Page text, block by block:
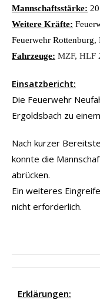
Mannschaftsstärke:
Weitere Kräfte:
Feuerwehr Rottenburg,
Fahrzeuge: MZF, HLF
Einsatzbericht:
Die Feuerwehr
Ergoldsbach zu
Nach kurzer
konnte die
abrücken.
Ein weiteres
nicht erforderlich.
Erklärungen: